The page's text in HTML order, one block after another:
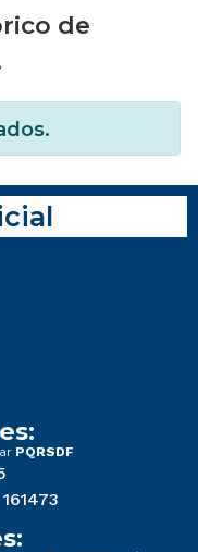
de
PQRSDF
161473